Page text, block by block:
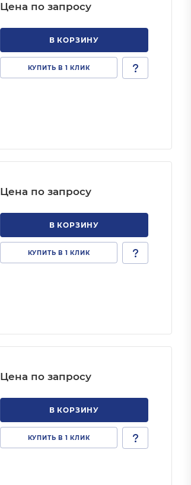
Цена по запросу
В КОРЗИНУ
КУПИТЬ В 1 КЛИК
Цена по запросу
В КОРЗИНУ
КУПИТЬ В 1 КЛИК
Цена по запросу
В КОРЗИНУ
КУПИТЬ В 1 КЛИК